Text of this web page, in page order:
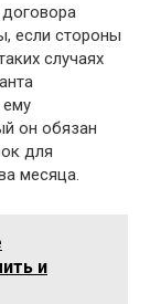
если стороны
случаях
он обязан
для
месяца.
и